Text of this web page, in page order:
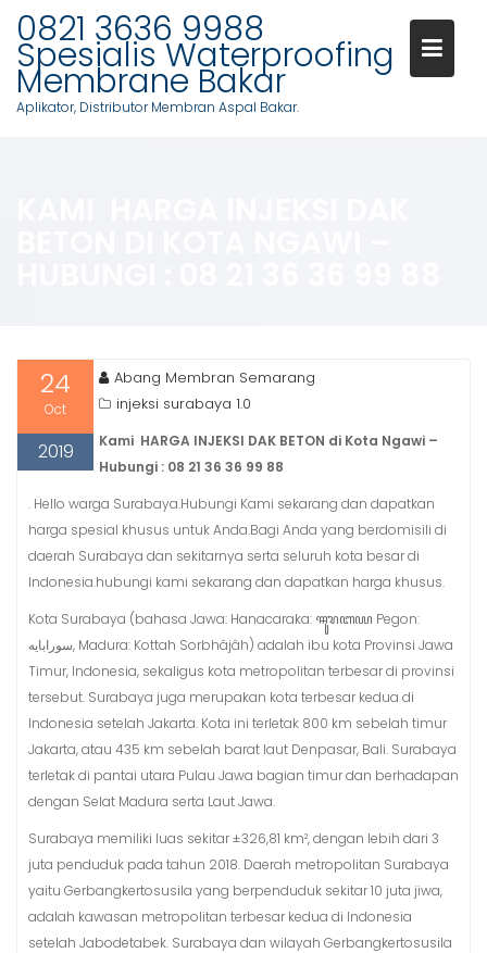
Skip
content
0821 3636 9988
Spesialis Waterproofing
Membrane Bakar
Aplikator, Distributor Membran Aspal Bakar.
24
Oct
2019
Abang Membran Semarang
injeksi surabaya 1.0
Kami HARGA INJEKSI DAK BETON di Kota Ngawi –
Hubungi : 08 21 36 36 99 88
. Hello warga Surabaya.Hubungi Kami sekarang dan dapatkan
harga spesial khusus untuk Anda.Bagi Anda yang berdomisili di
daerah Surabaya dan sekitarnya serta seluruh kota besar di
Indonesia.hubungi kami sekarang dan dapatkan harga khusus.
Kota Surabaya (bahasa Jawa: Hanacaraka: ꦯꦸꦫꦧꦪ Pegon:
سورابايه, Madura: Kottah Sorbhâjâh) adalah ibu kota Provinsi Jawa
Timur, Indonesia, sekaligus kota metropolitan terbesar di provinsi
tersebut. Surabaya juga merupakan kota terbesar kedua di
Indonesia setelah Jakarta. Kota ini terletak 800 km sebelah timur
Jakarta, atau 435 km sebelah barat laut Denpasar, Bali. Surabaya
terletak di pantai utara Pulau Jawa bagian timur dan berhadapan
dengan Selat Madura serta Laut Jawa.
Surabaya memiliki luas sekitar ±326,81 km², dengan lebih dari 3
juta penduduk pada tahun 2018. Daerah metropolitan Surabaya
yaitu Gerbangkertosusila yang berpenduduk sekitar 10 juta jiwa,
adalah kawasan metropolitan terbesar kedua di Indonesia
setelah Jabodetabek. Surabaya dan wilayah Gerbangkertosusila